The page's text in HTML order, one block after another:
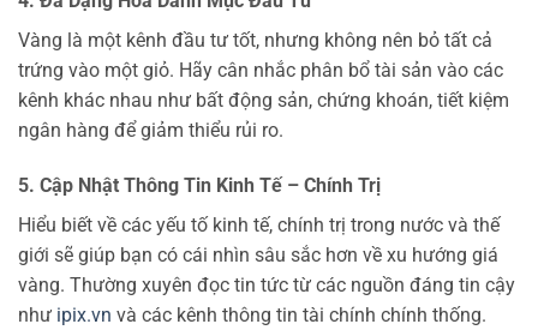
Vàng là một kênh đầu tư tốt, nhưng không nên bỏ tất cả
trứng vào một giỏ. Hãy cân nhắc phân bổ tài sản vào các
kênh khác nhau như bất động sản, chứng khoán, tiết kiệm
ngân hàng để giảm thiểu rủi ro.
5. Cập Nhật Thông Tin Kinh Tế – Chính Trị
Hiểu biết về các yếu tố kinh tế, chính trị trong nước và thế
giới sẽ giúp bạn có cái nhìn sâu sắc hơn về xu hướng giá
vàng. Thường xuyên đọc tin tức từ các nguồn đáng tin cậy
như ipix.vn và các kênh thông tin tài chính chính thống.